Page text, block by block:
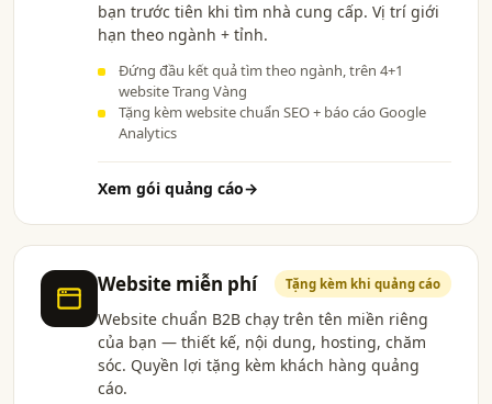
bạn trước tiên khi tìm nhà cung cấp. Vị trí giới
hạn theo ngành + tỉnh.
Đứng đầu kết quả tìm theo ngành, trên 4+1
website Trang Vàng
Tặng kèm website chuẩn SEO + báo cáo Google
Analytics
Xem gói quảng cáo→
Website miễn phí Tặng kèm khi quảng cáo
Website chuẩn B2B chạy trên tên miền riêng
của bạn — thiết kế, nội dung, hosting, chăm
sóc. Quyền lợi tặng kèm khách hàng quảng
cáo.